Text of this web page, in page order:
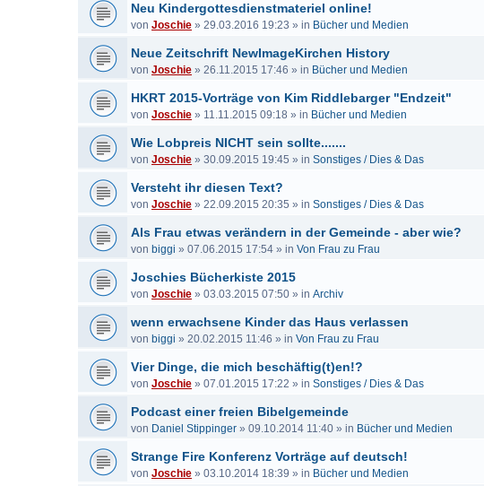
Neu Kindergottesdienstmateriel online!
von Joschie » 29.03.2016 19:23 » in Bücher und Medien
Neue Zeitschrift NewImageKirchen History
von Joschie » 26.11.2015 17:46 » in Bücher und Medien
HKRT 2015-Vorträge von Kim Riddlebarger "Endzeit"
von Joschie » 11.11.2015 09:18 » in Bücher und Medien
Wie Lobpreis NICHT sein sollte.......
von Joschie » 30.09.2015 19:45 » in Sonstiges / Dies & Das
Versteht ihr diesen Text?
von Joschie » 22.09.2015 20:35 » in Sonstiges / Dies & Das
Als Frau etwas verändern in der Gemeinde - aber wie?
von biggi » 07.06.2015 17:54 » in Von Frau zu Frau
Joschies Bücherkiste 2015
von Joschie » 03.03.2015 07:50 » in Archiv
wenn erwachsene Kinder das Haus verlassen
von biggi » 20.02.2015 11:46 » in Von Frau zu Frau
Vier Dinge, die mich beschäftig(t)en!?
von Joschie » 07.01.2015 17:22 » in Sonstiges / Dies & Das
Podcast einer freien Bibelgemeinde
von Daniel Stippinger » 09.10.2014 11:40 » in Bücher und Medien
Strange Fire Konferenz Vorträge auf deutsch!
von Joschie » 03.10.2014 18:39 » in Bücher und Medien